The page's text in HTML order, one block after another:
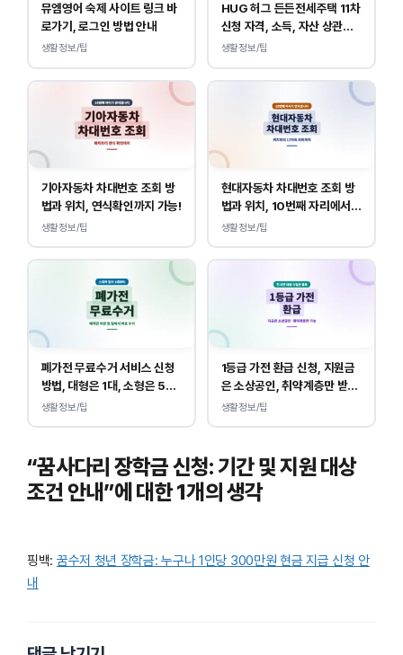
뮤엠영어 숙제 사이트 링크 바
로가기, 로그인 방법 안내
생활정보/팁
HUG 허그 든든전세주택 11차
신청 자격, 소득, 자산 상관없
이 가능합니다.
생활정보/팁
기아자동차 차대번호 조회 방
법과 위치, 연식확인까지 가능!
생활정보/팁
현대자동차 차대번호 조회 방
법과 위치, 10번째 자리에서
연식 확인!
생활정보/팁
폐가전 무료수거 서비스 신청
방법, 대형은 1대, 소형은 5개
부터 무상입니다.
생활정보/팁
1등급 가전 환급 신청, 지원금
은 소상공인, 취약계층만 받
을 수 있습니다.
생활정보/팁
“꿈사다리 장학금 신청: 기간 및 지원 대상
조건 안내”에 대한 1개의 생각
핑백: 꿈수저 청년 장학금: 누구나 1인당 300만원 현금 지급 신청 안
내